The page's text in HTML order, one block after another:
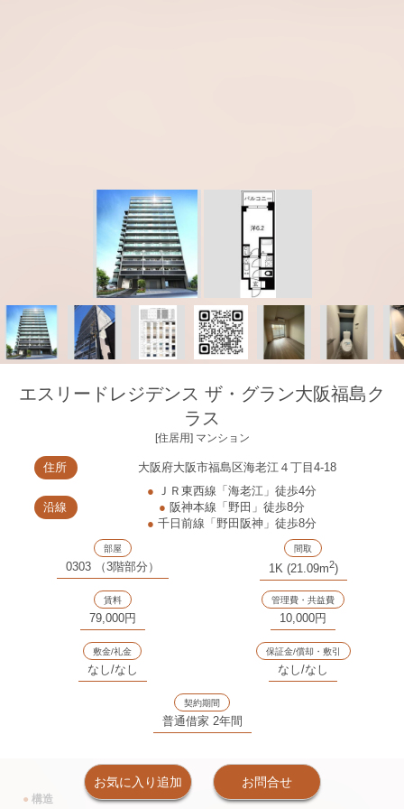
エスリードレジデンス ザ・グラン大阪福島ク
ラス
[住居用] マンション
住所 大阪府大阪市福島区海老江４丁目4-18
沿線
● ＪＲ東西線「海老江」徒歩4分
● 阪神本線「野田」徒歩8分
● 千日前線「野田阪神」徒歩8分
部屋 間取
0303 （3階部分） 1K (21.09m2)
賃料 管理費・共益費
79,000円 10,000円
敷金/礼金 保証金/償却・敷引
なし/なし なし/なし
契約期間
普通借家 2年間
● 構造
お気に入り追加 お問合せ